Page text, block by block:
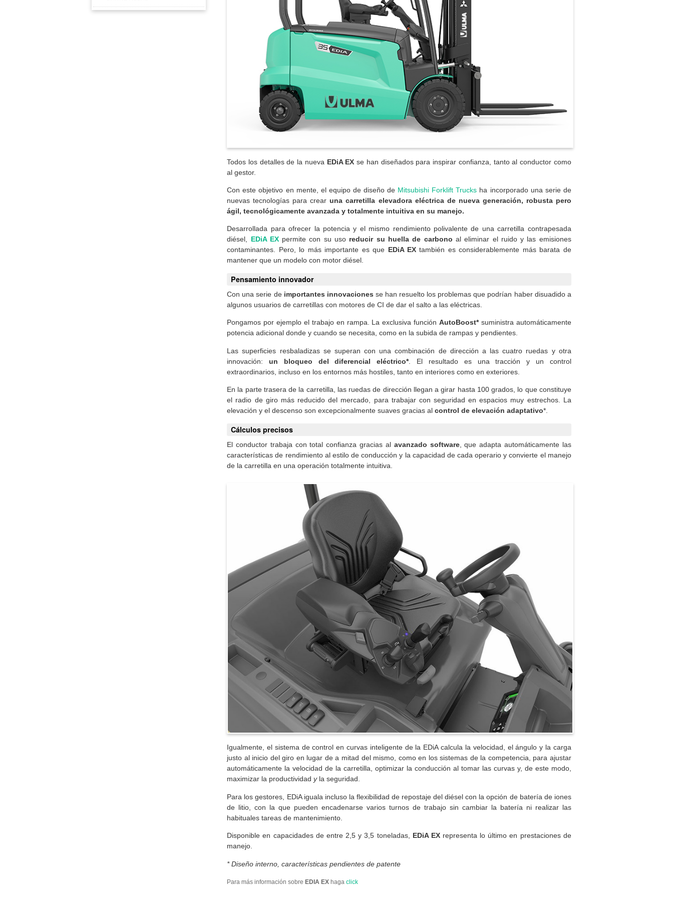
Todos los detalles de la nueva EDiA EXse han diseñados para inspirar confianza, tanto al conductor como
al gestor.
Con este objetivo en mente, el equipo de diseño de Mitsubishi Forklift Trucks ha incorporado una serie de
nuevas tecnologías para crearuna carretilla elevadora eléctrica de nueva generación, robusta pero
ágil, tecnológicamente avanzada y totalmente intuitiva en su manejo.
Desarrollada para ofrecer la potencia y el mismo rendimiento polivalente de una carretilla contrapesada
diésel, EDiA EXpermite con su uso reducir su huella de carbono al eliminar el ruido y las emisiones
contaminantes. Pero, lo más importante es que EDiA EXtambién es considerablemente más barata de
mantener que un modelo con motor diésel.
Pensamiento innovador
Con una serie de importantes innovaciones se han resuelto los problemas que podrían haber disuadido a
algunos usuarios de carretillas con motores de CI de dar el salto a las eléctricas.
Pongamos por ejemplo el trabajo en rampa. La exclusiva función AutoBoost*suministra automáticamente
potencia adicional donde y cuando se necesita, como en la subida de rampas y pendientes.
Las superficies resbaladizas se superan con una combinación de dirección a las cuatro ruedas y otra
innovación:un bloqueo del diferencial eléctrico*. El resultado es una tracción y un control
extraordinarios, incluso en los entornos más hostiles, tanto en interiores como en exteriores.
En la parte trasera de la carretilla, las ruedas de dirección llegan a girar hasta 100 grados, lo que constituye
el radio de giro más reducido del mercado, para trabajar con seguridad en espacios muy estrechos. La
elevación y el descenso son excepcionalmente suaves gracias alcontrol de elevación adaptativo*.
Cálculos precisos
El conductor trabaja con total confianza gracias al avanzado software, que adapta automáticamente las
características de rendimiento al estilo de conducción y la capacidad de cada operario y convierte el manejo
de la carretilla en una operación totalmente intuitiva.
Igualmente, el sistema de control en curvas inteligente de la EDiA calcula la velocidad, el ángulo y la carga
justo al inicio del giro en lugar de a mitad del mismo, como en los sistemas de la competencia, para ajustar
automáticamente la velocidad de la carretilla, optimizar la conducción al tomar las curvas y, de este modo,
maximizar la productividadyla seguridad.
Para los gestores, EDiA iguala incluso la flexibilidad de repostaje del diésel con la opción de batería de iones
de litio, con la que pueden encadenarse varios turnos de trabajo sin cambiar la batería ni realizar las
habituales tareas de mantenimiento.
Disponible en capacidades de entre 2,5 y 3,5 toneladas, EDiA EXrepresenta lo último en prestaciones de
manejo.
* Diseño interno, características pendientes de patente
Para más información sobre EDIA EX haga click